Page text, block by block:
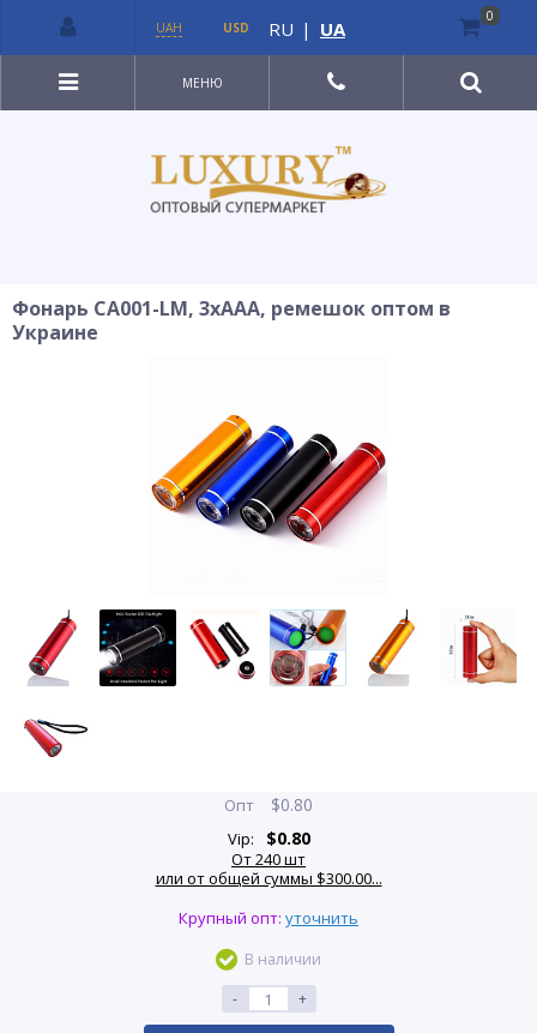
МЕНЮ
Фонарь CA001-LM, 3xAAA, ремешок оптом в
Украине
Опт $0.80
Vip: $0.80
От 240 шт
или от общей суммы $300.00...
Крупный опт: уточнить
В наличии
-
+
UAH USD RU | UA
0